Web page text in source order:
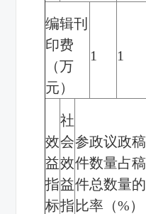
编辑刊
印费
（万
元）
1 1
效
益
指
标
社
会
效
益
指
参政议政稿
件数量占稿
件总数量的
比率（%）